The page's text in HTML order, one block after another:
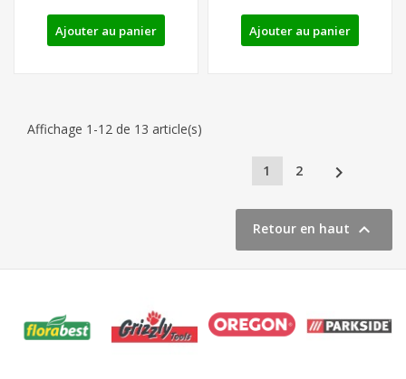
Ajouter au panier Ajouter au panier
Affichage 1-12 de 13 article(s)
1 2 
Retour en haut 